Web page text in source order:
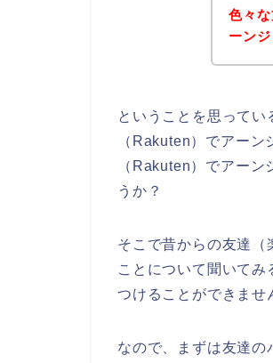
色々
ーン
ということを思って
（Rakuten）でアー
（Rakuten）でアー
うか？
そこで昔からの友達
ことについて聞いて
つけることができませ
なので、まずは友達